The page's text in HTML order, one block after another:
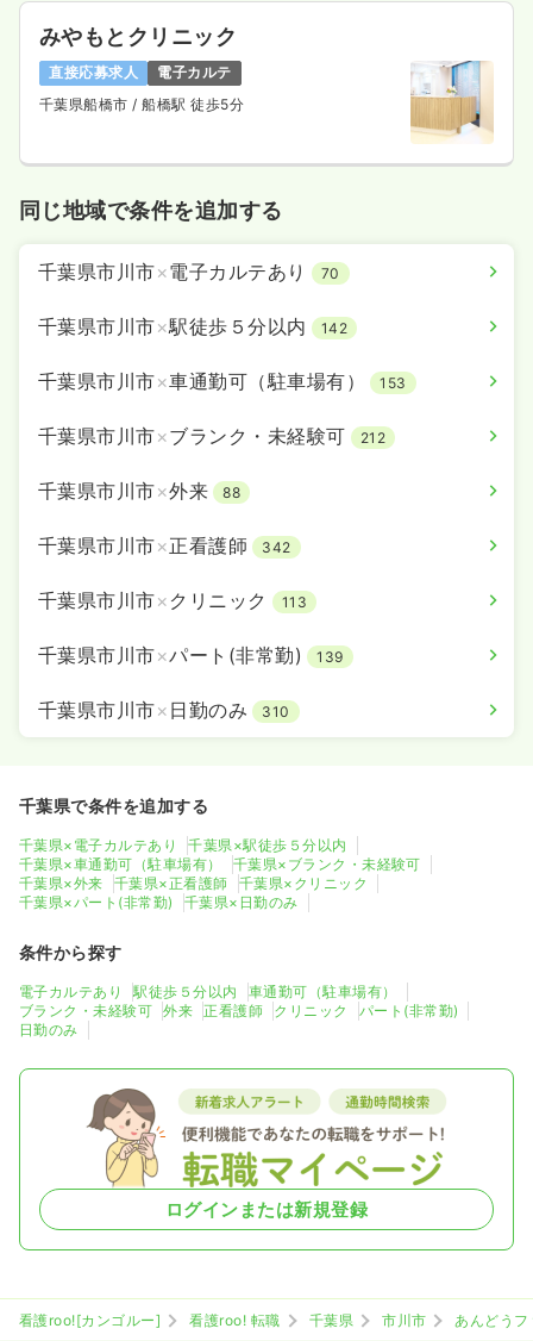
みやもとクリニック
直接応募求人
電子カルテ
千葉県船橋市 / 船橋駅 徒歩5分
同じ地域で条件を追加する
千葉県市川市×電子カルテあり 70
千葉県市川市×駅徒歩５分以内 142
千葉県市川市×車通勤可（駐車場有） 153
千葉県市川市×ブランク・未経験可 212
千葉県市川市×外来 88
千葉県市川市×正看護師 342
千葉県市川市× クリニック 113
千葉県市川市×パート(非常勤) 139
千葉県市川市× 日勤のみ 310
千葉県で条件を追加する
千葉県×電子カルテあり
千葉県×駅徒歩５分以内
千葉県×車通勤可（駐車場有）
千葉県×ブランク・未経験可
千葉県×外来
千葉県×正看護師
千葉県×クリニック
千葉県×パート(非常勤)
千葉県×日勤のみ
条件から探す
電子カルテあり 駅徒歩５分以内
車通勤可（駐車場有）
ブランク・未経験可
外来 正看護師 クリニック
パート(非常勤)
日勤のみ
ログインまたは新規登録
看護roo![カンゴルー] 看護roo! 転職 千葉県 市川市
あんどう